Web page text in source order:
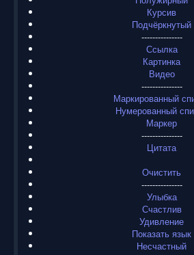
Курсив
Подчёркнутый
---------------
Ссылка
Картинка
Видео
---------------
Маркированный
Нумерованный
Маркер
---------------
Цитата
Очистить
---------------
Улыбка
Счастлив
Удивление
Показать язык
Несчастный